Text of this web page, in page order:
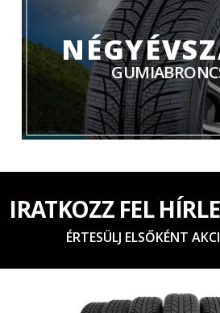
IRATKOZZ FEL
ÉRTESÜLJ ELSŐKÉNT